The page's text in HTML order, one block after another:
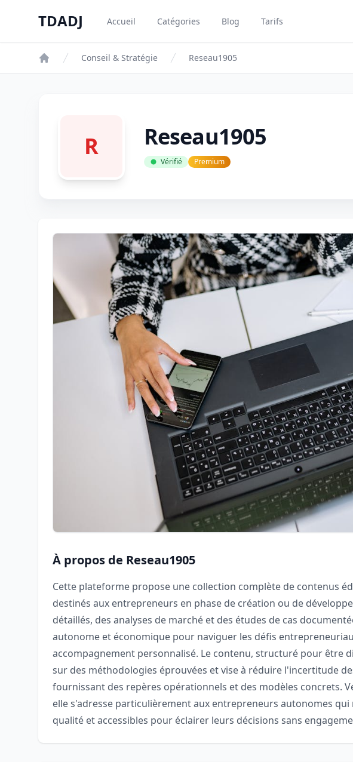
TDADJ
TDADJ Accueil Catégories Blog Tarifs
Conseil & Stratégie Reseau1905
R Reseau1905
Vérifié Premium
À propos de Reseau1905
Cette plateforme propose une collection complète de contenus
destinés aux entrepreneurs en phase de création ou de
détaillés, des analyses de marché et des études de cas
autonome et économique pour naviguer les défis
accompagnement personnalisé. Le contenu, structuré pour être
sur des méthodologies éprouvées et vise à réduire l'incertitude
fournissant des repères opérationnels et des modèles concrets.
elle s'adresse particulièrement aux entrepreneurs autonomes
qualité et accessibles pour éclairer leurs décisions sans